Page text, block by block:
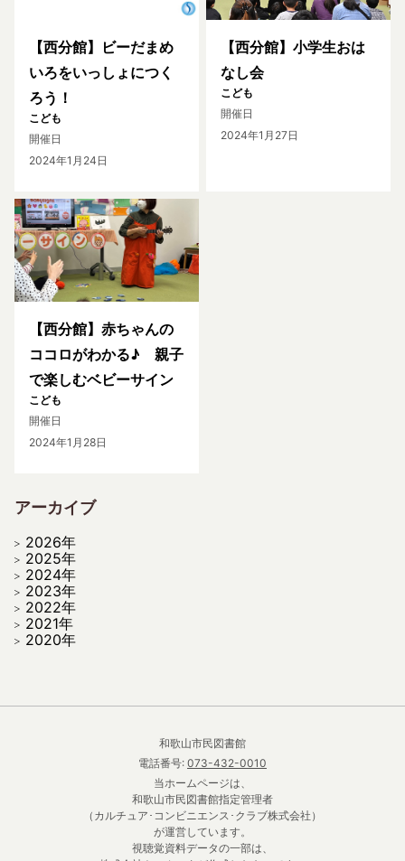
【西分館】ビーだまめ
いろをいっしょにつく
ろう！
こども
開催日
2024年1月24日
【西分館】小学生おは
なし会
こども
開催日
2024年1月27日
【西分館】赤ちゃんの
ココロがわかる♪ 親子
で楽しむベビーサイン
こども
開催日
2024年1月28日
アーカイブ
2026年
2025年
2024年
2023年
2022年
2021年
2020年
和歌山市民図書館
電話番号: 073-432-0010
当ホームページは、
和歌山市民図書館指定管理者
（カルチュア･コンビニエンス･クラブ株式会社）
が運営しています。
視聴覚資料データの一部は、